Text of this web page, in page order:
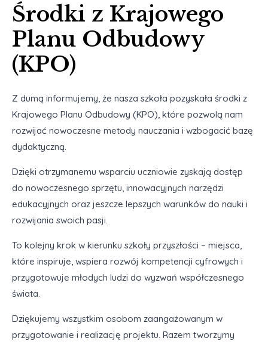
Środki z Krajowego
Planu Odbudowy
(KPO)
Z dumą informujemy, że nasza szkoła pozyskała środki z
Krajowego Planu Odbudowy (KPO), które pozwolą nam
rozwijać nowoczesne metody nauczania i wzbogacić bazę
dydaktyczną.
Dzięki otrzymanemu wsparciu uczniowie zyskają dostęp
do nowoczesnego sprzętu, innowacyjnych narzędzi
edukacyjnych oraz jeszcze lepszych warunków do nauki i
rozwijania swoich pasji.
To kolejny krok w kierunku szkoły przyszłości – miejsca,
które inspiruje, wspiera rozwój kompetencji cyfrowych i
przygotowuje młodych ludzi do wyzwań współczesnego
świata.
Dziękujemy wszystkim osobom zaangażowanym w
przygotowanie i realizację projektu. Razem tworzymy